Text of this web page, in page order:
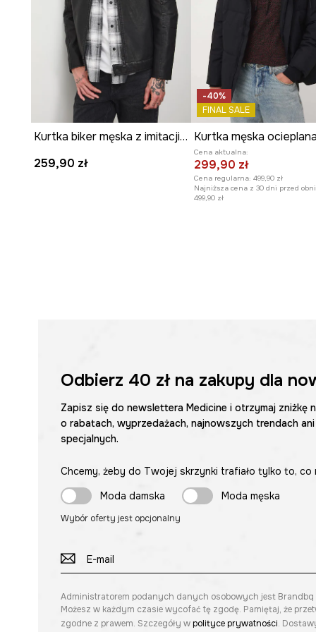
Kurtka biker męska z imitacji skóry
259,90 zł
-40%
FINAL SALE
Cena aktualna:
299,90 zł
Cena regularna: 499,90 zł
Najniższa cena z 30 dni przed
499,90 zł
Odbierz 40 złna zakupy dla
Zapisz się do newslettera Medicine i otrzymaj zniżkę
o rabatach, wyprzedażach, najnowszych trendach
specjalnych.
Chcemy, żeby do Twojej skrzynki trafiało tylko to,
Moda damska
Moda męska
Wybór oferty jest opcjonalny
Administratorem podanych danych osobowych jest Brandbq
Możesz w każdym czasie wycofać tę zgodę. Pamiętaj, że
zgodne z prawem. Szczegóły w polityce prywatności.